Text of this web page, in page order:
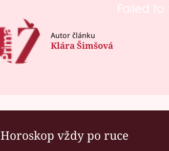
Failed to
Autor článku
Klára Šimšová
Horoskop vždy po ruce